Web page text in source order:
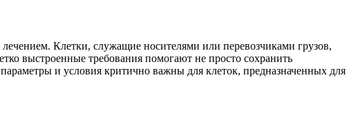
Клетки, служащие носителями или перевозчиками грузов,
выстроенные требования помогают не просто сохранить
и условия критично важны для клеток, предназначенных для